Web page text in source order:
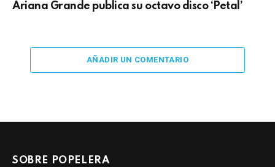
Ariana Grande publica su octavo disco ‘Petal’
AÑADIR UN COMENTARIO
SOBRE POPELERA